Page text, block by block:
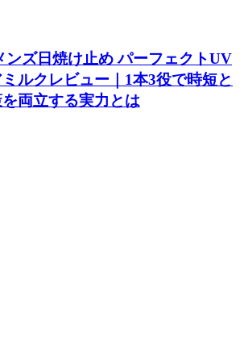
ンズ日焼け止め パーフェクトUV
ルクレビュー｜1本3役で時短と
両立する実力とは